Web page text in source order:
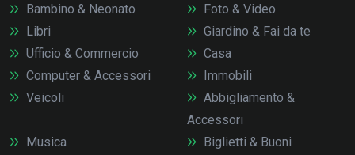
Bambino & Neonato
Libri
Ufficio & Commercio
Computer & Accessori
Veicoli
Foto & Video
Giardino & Fai da te
Casa
Immobili
Abbigliamento &
Accessori
Musica
Biglietti & Buoni